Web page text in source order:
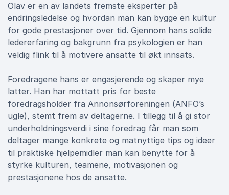
Olav er en av landets fremste eksperter på
endringsledelse og hvordan man kan bygge en kultur
for gode prestasjoner over tid. Gjennom hans solide
ledererfaring og bakgrunn fra psykologien er han
veldig flink til å motivere ansatte til økt innsats.
Foredragene hans er engasjerende og skaper mye
latter. Han har mottatt pris for beste
foredragsholder fra Annonsørforeningen (ANFO’s
ugle), stemt frem av deltagerne. I tillegg til å gi stor
underholdningsverdi i sine foredrag får man som
deltager mange konkrete og matnyttige tips og ideer
til praktiske hjelpemidler man kan benytte for å
styrke kulturen, teamene, motivasjonen og
prestasjonene hos de ansatte.